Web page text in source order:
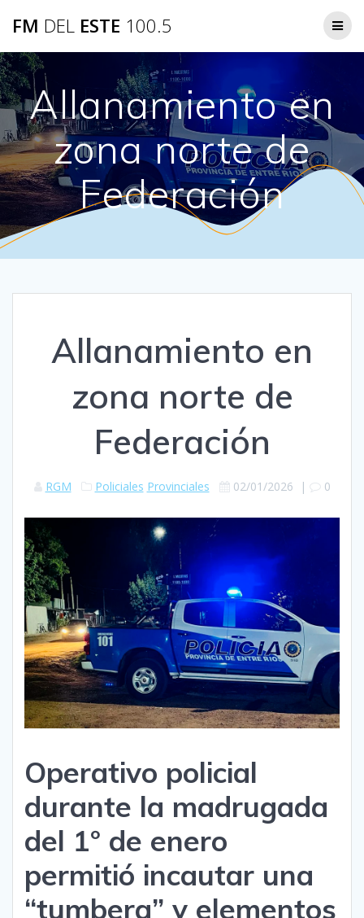
FM DEL ESTE 100.5
Allanamiento en
zona norte de
Federación
Allanamiento en
zona norte de
Federación
RGM Policiales Provinciales 02/01/2026 | 0
Operativo policial
durante la madrugada
del 1° de enero
permitió incautar una
“tumbera” y elementos